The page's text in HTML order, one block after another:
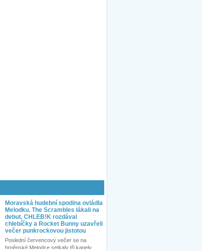
Moravská hudební spodina ovládla
Melodku. The Scrambles lákali na
debut, CHLEB!K rozdával
chlebíčky a Rocket Bunny uzavřeli
večer punkrockovou jistotou
Poslední červencový večer se na
brněnské Melodce setkaly tři kapely...